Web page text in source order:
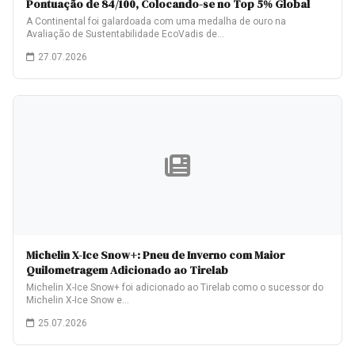
Pontuação de 84/100, Colocando-se no Top 5% Global
A Continental foi galardoada com uma medalha de ouro na
Avaliação de Sustentabilidade EcoVadis de…
27.07.2026
Michelin X-Ice Snow+: Pneu de Inverno com Maior
Quilometragem Adicionado ao Tirelab
Michelin X-Ice Snow+ foi adicionado ao Tirelab como o sucessor do
Michelin X-Ice Snow e…
25.07.2026